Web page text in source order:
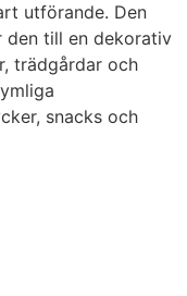
utförande. Den
den till en dekorativ
trädgårdar och
snacks och